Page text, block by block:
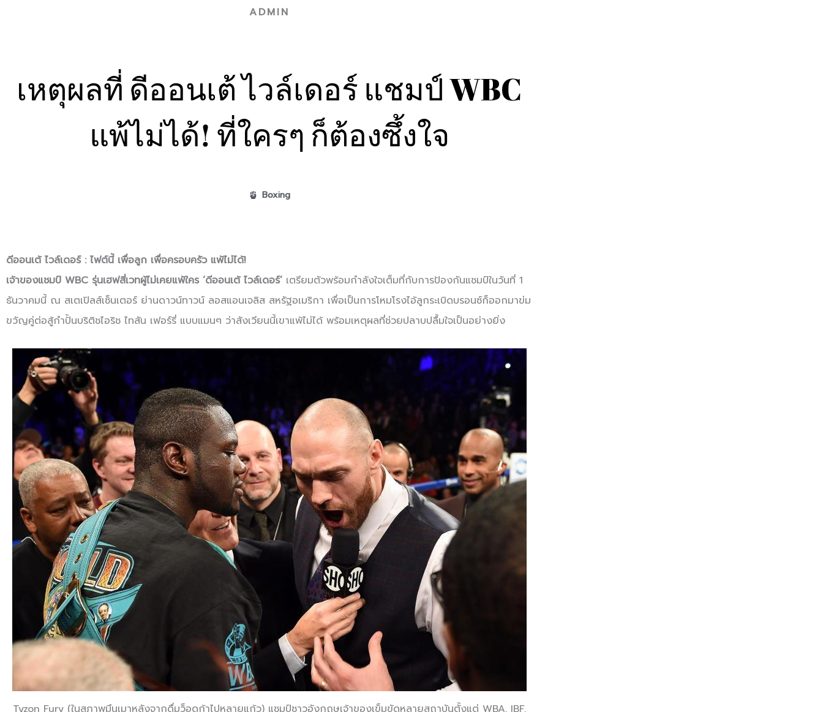
ADMIN
เหตุผลที่ ดีออนเต้ ไวล์เดอร์ แชมป์ WBC
แพ้ไม่ได้! ที่ใครๆ ก็ต้องซึ้งใจ
Boxing
ดีออนเต้ ไวล์เดอร์ : ไฟต์นี้ เพื่อลูก เพื่อครอบครัว แพ้ไม่ได้!
เจ้าของแชมป์ WBC รุ่นเฮฟสี่เวทผู้ไม่เคยแพ้ใคร ‘ดีออนเต้ ไวล์เดอร์’ เตรียมตัวพร้อมกำลังใจเต็มที่กับการป้องกันแชมป์ในวันที่ 1
ธันวาคมนี้ ณ สเตเปิลส์เซ็นเตอร์ ย่านดาวน์ทาวน์ ลอสแอนเจลิส สหรัฐอเมริกา เพื่อเป็นการโหมโรงไอ้ลูกระเบิดบรอนซ์ก็ออกมาข่ม
ขวัญคู่ต่อสู้กำปั้นบริติชไอริช ไทสัน เฟอร์รี่ แบบแมนๆ ว่าสังเวียนนี้เขาแพ้ไม่ได้ พร้อมเหตุผลที่ช่วยปลาบปลื้มใจเป็นอย่างยิ่ง
Tyzon Fury (ในสภาพมึนเมาหลังจากดื่มว็อดก้าไปหลายแก้ว) แชมป์ชาวอังกฤษเจ้าของเข็มขัดหลายสถาบันตั้งแต่ WBA, IBF,